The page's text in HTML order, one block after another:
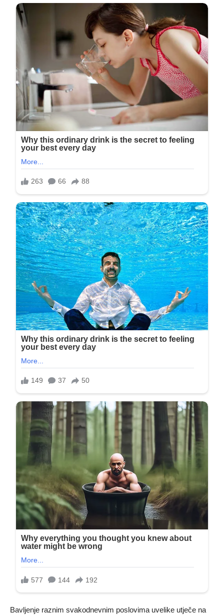
Bavljenje raznim svakodnevnim poslovima uvelike utječe na